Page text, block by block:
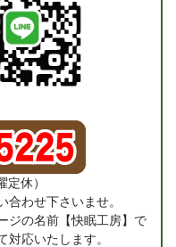
休）
合わせ下さいませ。
ジの名前【快眠工房】で
対応いたします。